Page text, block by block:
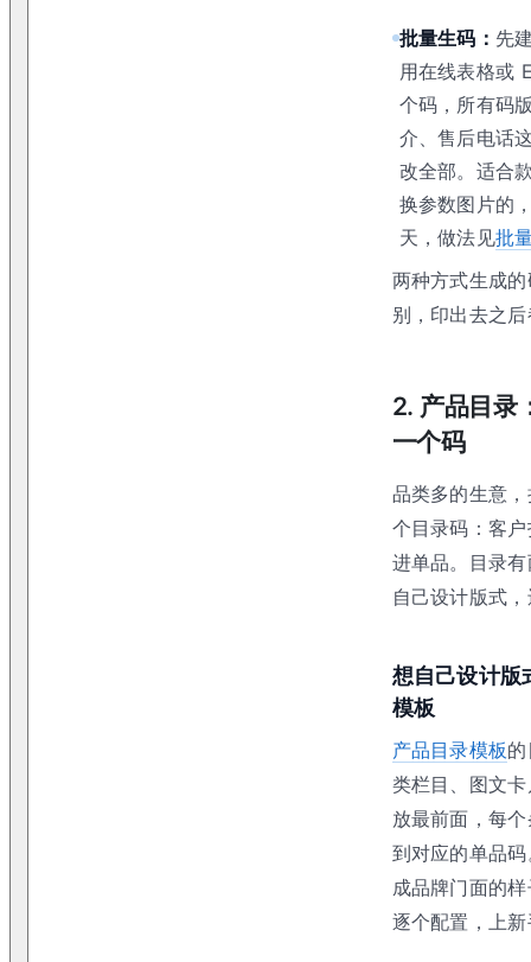
批量生码： 先
用在线表格或
个码，所有码
介、售后电话
改全部。适合
换参数图片的
天，做法见批
两种方式生成
别，印出去之
2. 产品目录
一个码
品类多的生意
个目录码：客
进单品。目录
自己设计版式
想自己设计版
模板
产品目录模板
类栏目、图文
放最前面，每
到对应的单品
成品牌门面的
逐个配置，上